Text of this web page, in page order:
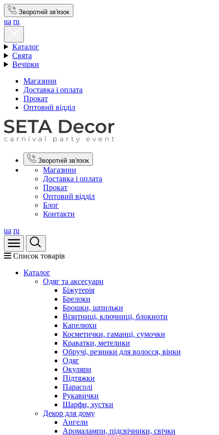
Зворотній зв'язок
ua ru
Каталог
Свята
Вечірки
Магазини
Доставка і оплата
Прокат
Оптовий відділ
Зворотній зв'язок
Магазини
Доставка і оплата
Прокат
Оптовий відділ
Блог
Контакти
ua ru
Список товарів
Каталог
Oдяг та аксесуари
Біжутерія
Брелоки
Брошки, шпильки
Візитниці, ключниці, блокноти
Капелюхи
Косметички, гаманці, сумочки
Краватки, метелики
Обручі, резинки для волосся, вінки
Одяг
Окуляри
Підтяжки
Парасолі
Рукавички
Шарфи, хустки
Декор для дому
Ангели
Аромалампи, підсвічники, свічки